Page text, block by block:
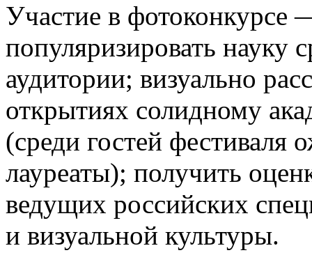
Участие в фотоконкурсе
популяризировать науку
аудитории; визуально
открытиях солидному
(среди гостей фестиваля
лауреаты); получить
ведущих российских
и визуальной культуры.